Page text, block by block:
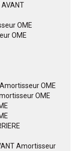
AVANT
OME
OME
OME
OME
Amortisseur